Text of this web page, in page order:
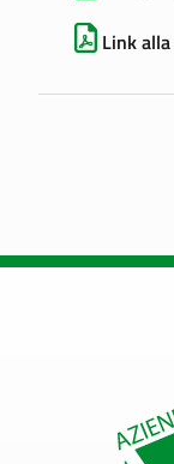
Link alla